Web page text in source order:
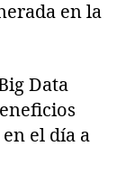
en la
Data
el día a